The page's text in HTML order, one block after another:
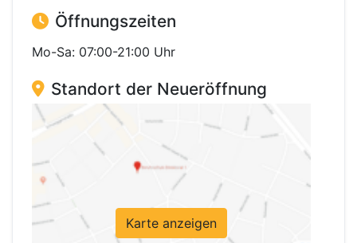
Öffnungszeiten
Mo-Sa: 07:00-21:00 Uhr
Standort der Neueröffnung
Karte anzeigen